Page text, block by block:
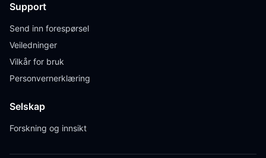
Support
Send inn forespørsel
Veiledninger
Vilkår for bruk
Personvernerklæring
Selskap
Forskning og innsikt